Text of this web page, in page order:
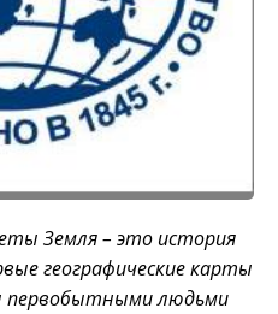
Земля – это история
географические карты
первобытными людьми